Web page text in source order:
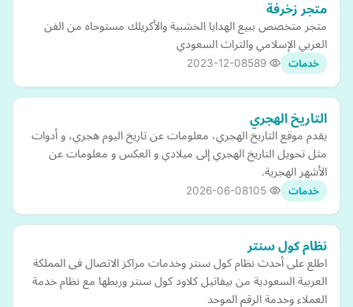
متجر زخرفة
متجر متخصص ببيع الهدايا الخشبية والأكريلك مستوحاه من الفن
العربي الإسلامي والتراث السعودي
خدمات 2023-12-08
التاريخ الهجري
يقدم موقع التاريخ الهجري، معلومات عن تاريخ اليوم هجري، و أدوات
مثل تحويل التاريخ الهجري إلى ميلادي و العكس و معلومات عن
الأشهر الهجرية.
خدمات 2026-06-08
نظام كول سنتر
اطلع على أحدث نظام كول سنتر وخدمات مراكز الاتصال فى المملكة
العربية السعودية من بيفاتيل كلاود كول سنتر وربطها مع نظام خدمة
العملاء وخدمة الرقم الموحد